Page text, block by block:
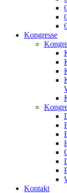
Kongresse
Kontakt